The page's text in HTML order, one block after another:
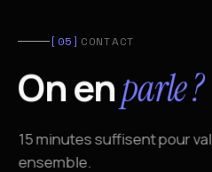
[05] CONTACT
On enparle ?
15 minutes suffisent pour
ensemble.